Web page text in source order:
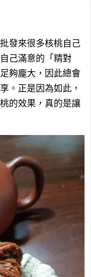
發來很多核桃自己
己滿意的「精對
夠龐大，因此總會
。正是因為如此，
的效果，真的是讓